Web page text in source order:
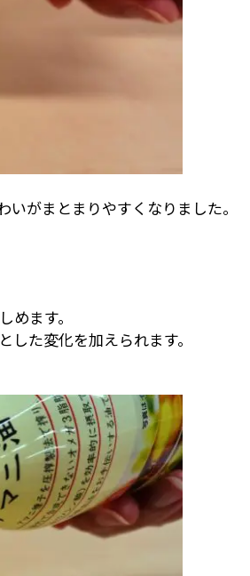
がまとまりやすくなりました。
ます。
た変化を加えられます。